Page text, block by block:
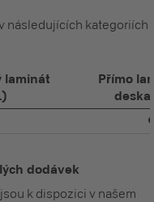
následujících kategoriích
laminát
Přímo
deska
dodávek
k dispozici v našem